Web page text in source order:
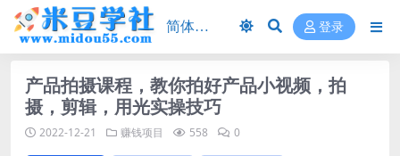
登录
产品拍摄课程，教你拍好产品小视频，拍
摄，剪辑，用光实操技巧
2022-12-21 赚钱项目 558 0